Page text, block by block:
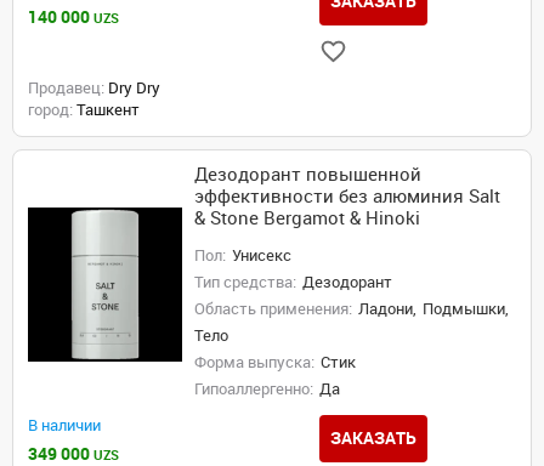
140 000 UZS
Продавец: Dry Dry
город: Ташкент
Дезодорант повышенной
эффективности без алюминия Salt
& Stone Bergamot & Hinoki
Пол: Унисекс
Тип средства: Дезодорант
Область применения: Ладони, Подмышки,
Тело
Форма выпуска: Стик
Гипоаллергенно: Да
В наличии
349 000 UZS
ЗАКАЗАТЬ